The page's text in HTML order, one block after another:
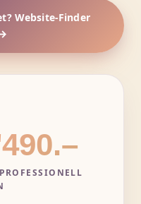
Website-Finder